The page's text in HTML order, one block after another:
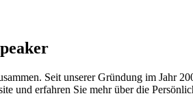
Seit unserer Gründung im Jahr
und erfahren Sie mehr über die